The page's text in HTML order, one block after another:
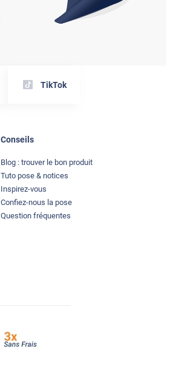
TikTok
Conseils
Blog : trouver le bon produit
Tuto pose & notices
Inspirez-vous
Confiez-nous la pose
Question fréquentes